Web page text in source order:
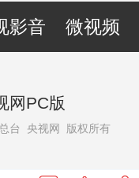
影音 微视频
网PC版
台 央视网 版权所有